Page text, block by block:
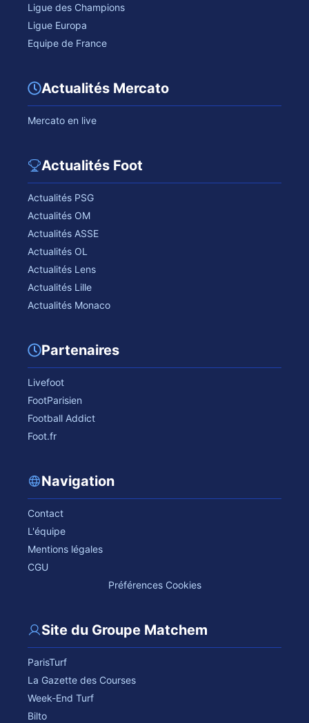
Ligue des Champions
Ligue Europa
Equipe de France
Actualités Mercato
Mercato en live
Actualités Foot
Actualités PSG
Actualités OM
Actualités ASSE
Actualités OL
Actualités Lens
Actualités Lille
Actualités Monaco
Partenaires
Livefoot
FootParisien
Football Addict
Foot.fr
Navigation
Contact
L'équipe
Mentions légales
CGU
Préférences Cookies
Site du Groupe Matchem
ParisTurf
La Gazette des Courses
Week-End Turf
Bilto